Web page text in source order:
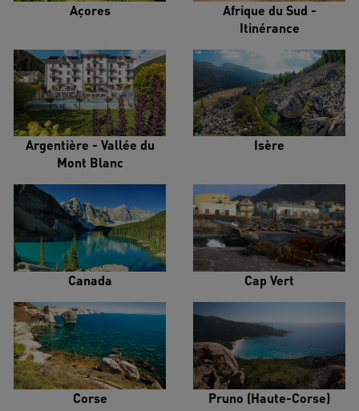
Açores
Afrique du Sud -
Itinérance
Argentière - Vallée du
Mont Blanc
Isère
Canada Cap Vert
Corse Pruno (Haute-Corse)